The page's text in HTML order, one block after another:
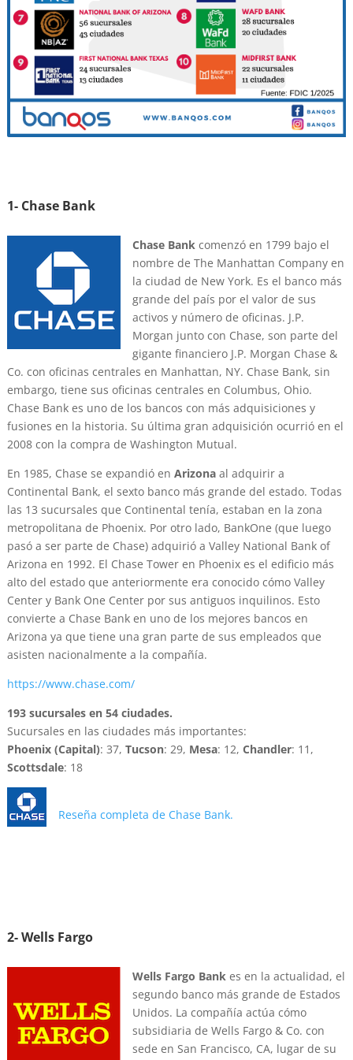
1- Chase Bank
Chase Bankcomenzó en 1799 bajo el
nombre de The Manhattan Company en
la ciudad de New York. Es el banco más
grande del país por el valor de sus
activos y número de oficinas. J.P.
Morgan junto con Chase, son parte del
gigante financiero J.P. Morgan Chase &
Co. con oficinas centrales en Manhattan, NY. Chase Bank, sin
embargo, tiene sus oficinas centrales en Columbus, Ohio.
Chase Bank es uno de los bancos con más adquisiciones y
fusiones en la historia. Su última gran adquisición ocurrió en el
2008 con la compra de Washington Mutual.
En 1985, Chase se expandió en Arizonaal adquirir a
Continental Bank, el sexto banco más grande del estado. Todas
las 13 sucursales que Continental tenía, estaban en la zona
metropolitana de Phoenix. Por otro lado, BankOne (que luego
pasó a ser parte de Chase) adquirió a Valley National Bank of
Arizona en 1992. El Chase Tower en Phoenix es el edificio más
alto del estado que anteriormente era conocido cómo Valley
Center y Bank One Center por sus antiguos inquilinos. Esto
convierte a Chase Bank en uno de los mejores bancos en
Arizona ya que tiene una gran parte de sus empleados que
asisten nacionalmente a la compañía.
https://www.chase.com/
193 sucursales en 54 ciudades.
Sucursales en las ciudades más importantes:
Phoenix (Capital): 37, Tucson: 29, Mesa: 12, Chandler: 11,
Scottsdale: 18
Reseña completa de Chase Bank.
2- Wells Fargo
Wells Fargo Bankes en la actualidad, el
segundo banco más grande de Estados
Unidos. La compañía actúa cómo
subsidiaria de Wells Fargo & Co. con
sede en San Francisco, CA, lugar de su